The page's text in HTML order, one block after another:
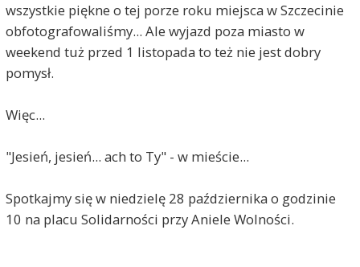
wszystkie piękne o tej porze roku miejsca w Szczecinie
obfotografowaliśmy... Ale wyjazd poza miasto w
weekend tuż przed 1 listopada to też nie jest dobry
pomysł.
Więc...
"Jesień, jesień... ach to Ty" - w mieście...
Spotkajmy się w niedzielę 28 października o godzinie
10 na placu Solidarności przy Aniele Wolności.